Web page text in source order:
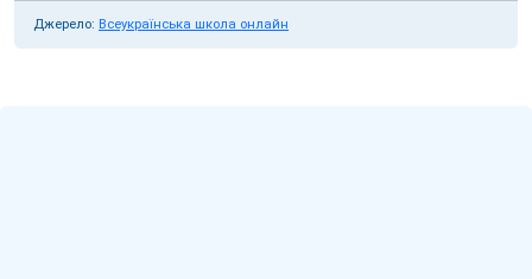
Джерело: Всеукраїнська школа онлайн